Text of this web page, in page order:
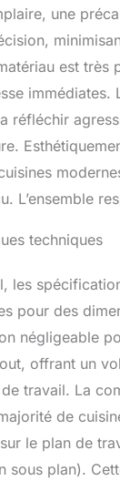
une
est très
réfléchir
L’ensemble
techniques
les
pour des
négligeable
offrant un
travail. La
de
le plan de
sous plan).